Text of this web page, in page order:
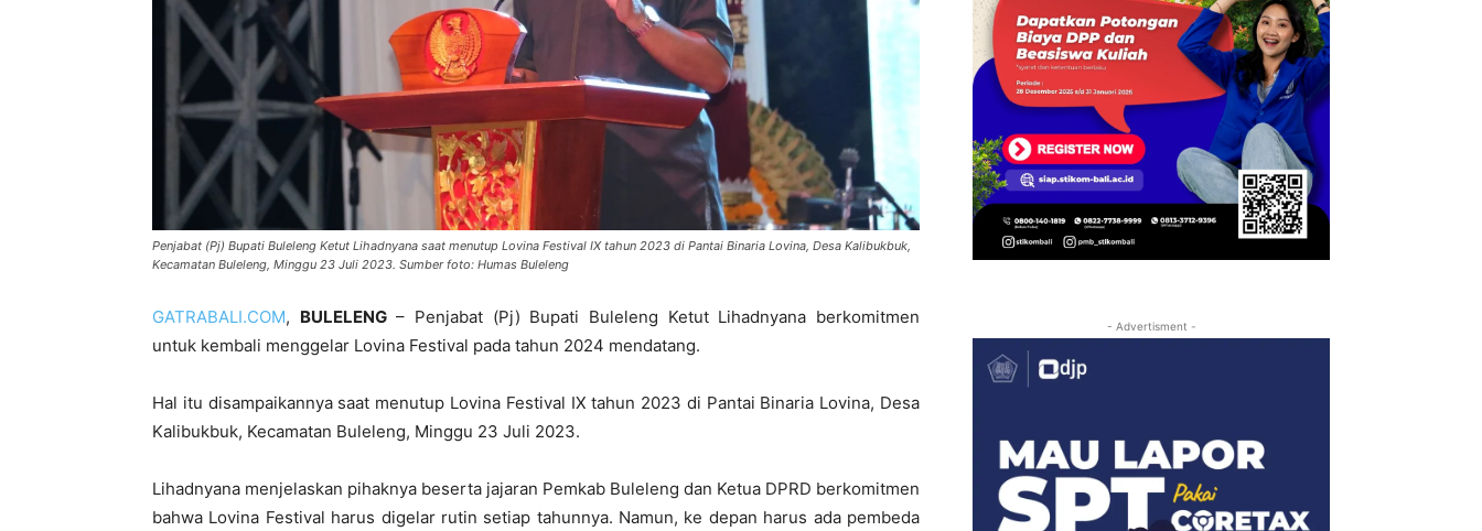
Penjabat (Pj) Bupati Buleleng Ketut Lihadnyana saat menutup Lovina Festival IX tahun 2023 di Pantai Binaria Lovina, Desa Kalibukbuk,
Kecamatan Buleleng, Minggu 23 Juli 2023. Sumber foto: Humas Buleleng
GATRABALI.COM, BULELENG– Penjabat (Pj) Bupati Buleleng Ketut Lihadnyana berkomitmen
untuk kembali menggelar Lovina Festival pada tahun 2024 mendatang.
Hal itu disampaikannya saat menutup Lovina Festival IX tahun 2023 di Pantai Binaria Lovina, Desa
Kalibukbuk, Kecamatan Buleleng, Minggu 23 Juli 2023.
Lihadnyana menjelaskan pihaknya beserta jajaran Pemkab Buleleng dan Ketua DPRD berkomitmen
bahwa Lovina Festival harus digelar rutin setiap tahunnya. Namun, ke depan harus ada pembeda
- Advertisment -